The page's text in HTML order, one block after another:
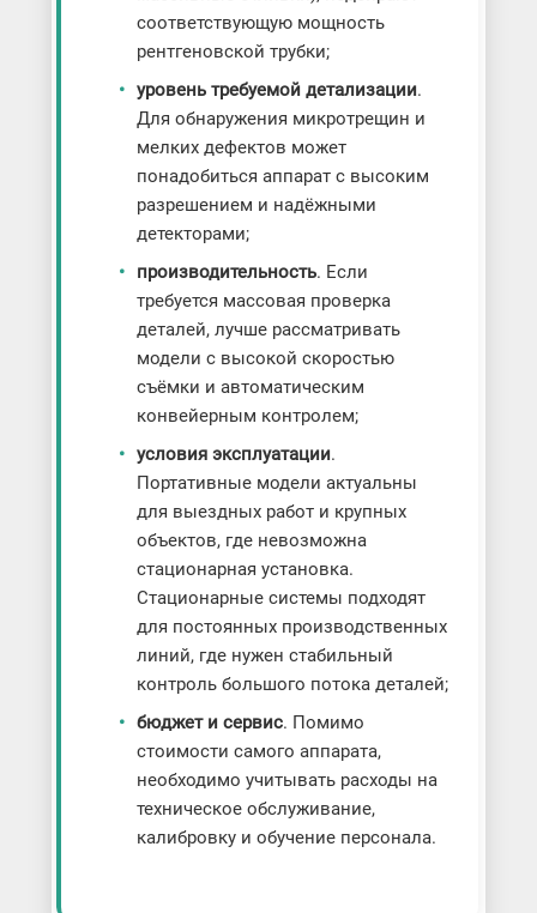
соответствующую мощность
рентгеновской трубки;
уровень требуемой детализации.
Для обнаружения микротрещин и
мелких дефектов может
понадобиться аппарат с высоким
разрешением и надёжными
детекторами;
производительность. Если
требуется массовая проверка
деталей, лучше рассматривать
модели с высокой скоростью
съёмки и автоматическим
конвейерным контролем;
условия эксплуатации.
Портативные модели актуальны
для выездных работ и крупных
объектов, где невозможна
стационарная установка.
Стационарные системы подходят
для постоянных производственных
линий, где нужен стабильный
контроль большого потока деталей;
бюджет и сервис. Помимо
стоимости самого аппарата,
необходимо учитывать расходы на
техническое обслуживание,
калибровку и обучение персонала.